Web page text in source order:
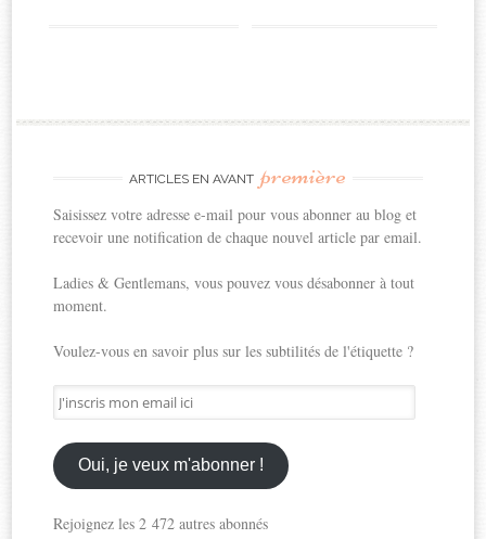
ARTICLES EN AVANT première
Saisissez votre adresse e-mail pour vous abonner au blog et
recevoir une notification de chaque nouvel article par email.
Ladies & Gentlemans, vous pouvez vous désabonner à tout
moment.
Voulez-vous en savoir plus sur les subtilités de l'étiquette ?
J'inscris
mon
email
ici
Oui, je veux m'abonner !
Rejoignez les 2 472 autres abonnés